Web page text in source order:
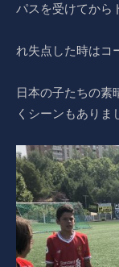
パスを受けてから
れ失点した時はコ
日本の子たちの素
くシーンもありま